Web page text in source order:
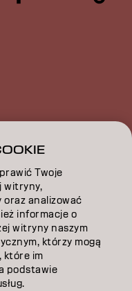
Twoje
witryny,
oraz analizować
informacje o
witryny naszym
którzy mogą
które im
podstawie